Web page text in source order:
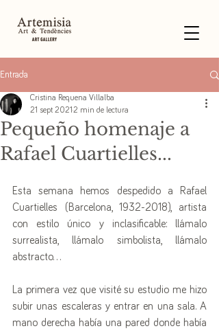
Entrada
Pequeño homenaje a
Rafael Cuartielles...
Cristina Requena Villalba
21 sept 2021 2 min de lectura
Esta semana hemos despedido a Rafael
Cuartielles (Barcelona, 1932-2018), artista
con estilo único y inclasificable: llámalo
surrealista, llámalo simbolista, llámalo
abstracto...
La primera vez que visité su estudio me hizo
subir unas escaleras y entrar en una sala. A
mano derecha había una pared donde había